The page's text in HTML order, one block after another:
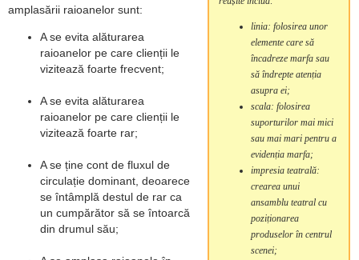
linia: folosirea unor
elemente care să
încadreze marfa sau
să îndrepte atenția
asupra ei;
scala: folosirea
suporturilor mai mici
sau mai mari pentru a
evidenția marfa;
impresia teatrală:
crearea unui
ansamblu teatral cu
poziționarea
produselor în centrul
scenei;
amplasării raioanelor sunt:
A se evita alăturarea
raioanelor pe care clienții le
vizitează foarte frecvent;
A se evita alăturarea
raioanelor pe care clienții le
vizitează foarte rar;
A se ține cont de fluxul de
circulație dominant, deoarece
se întâmplă destul de rar ca
un cumpărător să se întoarcă
din drumul său;